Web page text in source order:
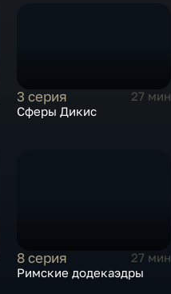
3 серия
27 мин
Сферы Дикис
8 серия
27 мин
Римские додекаэдры